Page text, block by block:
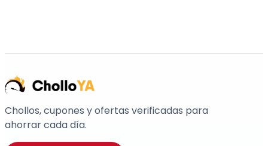
Chollos, cupones y ofertas verificadas para
ahorrar cada día.